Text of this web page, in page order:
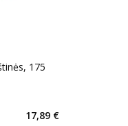
175
17,89 €